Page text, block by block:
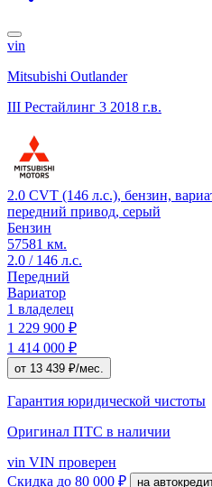
vin
Mitsubishi Outlander
III Рестайлинг 3 2018 г.в.
2.0 CVT (146 л.с.), бензин,
передний привод, серый
Бензин
57581 км.
2.0 / 146 л.с.
Передний
Вариатор
1 владелец
1 229 900 ₽
1 414 000 ₽
от 13 439 ₽/мес.
Гарантия юридической чистоты
Оригинал ПТС в наличии
vin VIN проверен
Скидка до 80 000 ₽ на